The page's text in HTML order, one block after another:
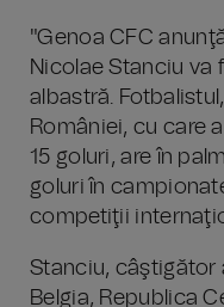
"Genoa CFC
Nicolae Stanciu va
albastră.
României, cu care
15 goluri, are în
goluri în
competiţii
Stanciu, câştigător
Belgia, Republica